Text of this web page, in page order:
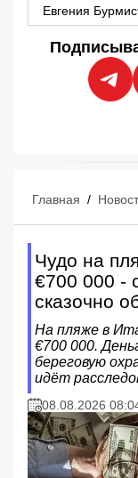
Евгения
Главная /
Чудо на
€700 000 -
сказочно
На пляже в
€700 000.
береговую
идёт
08.08.2026